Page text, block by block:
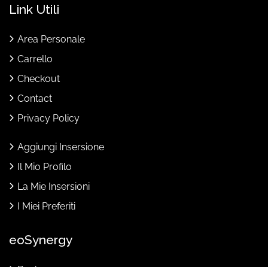
Link Utili
Area Personale
Carrello
Checkout
Contact
Privacy Policy
Aggiungi Insersione
Il Mio Profilo
La Mie Insersioni
I Miei Preferiti
eoSynergy